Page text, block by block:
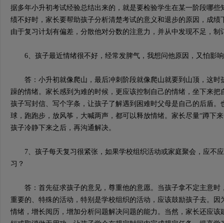
据多年小升初考试经验总结出来的，就是要检验学生在某一阶段哪些
绩不好时，家长要帮助孩子分析清楚考试的意义和退步的原因，成绩
由于复习计划有偏差，分散他对分数的注意力，并从中发现不足，制
6、孩子最近情绪很不好，经常发脾气，我想问他原因，又怕影
答：小升初就像爬山，最后冲刺阶段就像爬山就要到山顶，这时
躁的情绪。家长感到为难的时候，更应该控制自己的情绪，坐下来把
孩子写封信、写个字条，让孩子了解遇到困难时父母是自己的后盾。
球，跑跑步，放风筝，大喊两声，都可以释放情绪。家长尽量“蹲下
孩子冷静下来之后，再沟通解决。
7、孩子每天复习很紧张，如果学校组织活动或家庭聚会，应不
习？
答：首先征求孩子的意见，尊重他的意愿。当孩子拿不定主意时
重要的、特殊的活动，特别是学校组织的活动，应该鼓励孩子去。因
情绪，增长阅历，增加分析问题解决问题的能力。当然，家长还应该